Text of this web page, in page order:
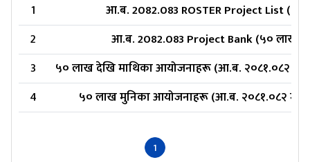
1
आ.ब. 2082.083 ROSTER Project List
2
आ.ब. 2082.083 Project Bank (५० लाख
3
५० लाख देखि माथिका आयोजनाहरू (आ.ब. २०८१.०८२ मा
4
५० लाख मुनिका आयोजनाहरू (आ.ब. २०८१.०८२ मा
1